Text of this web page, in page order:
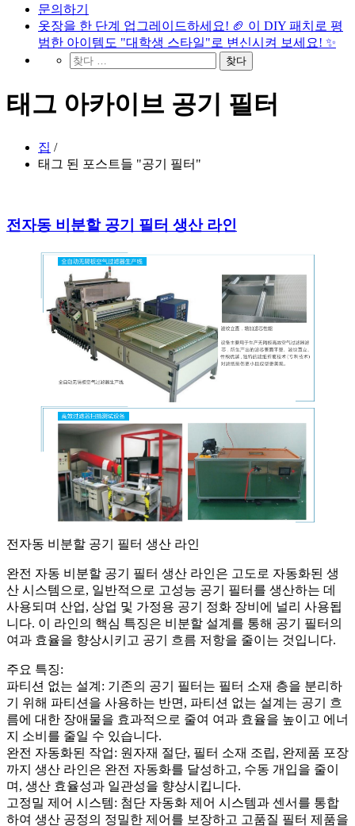
문의하기
옷장을 한 단계 업그레이드하세요! 🏈 이 DIY 패치로 평
범한 아이템도 "대학생 스타일"로 변신시켜 보세요! ✨
태그 아카이브 공기 필터
집 /
태그 된 포스트들 "공기 필터"
전자동 비분할 공기 필터 생산 라인
전자동 비분할 공기 필터 생산 라인
완전 자동 비분할 공기 필터 생산 라인은 고도로 자동화된 생
산 시스템으로, 일반적으로 고성능 공기 필터를 생산하는 데
사용되며 산업, 상업 및 가정용 공기 정화 장비에 널리 사용됩
니다. 이 라인의 핵심 특징은 비분할 설계를 통해 공기 필터의
여과 효율을 향상시키고 공기 흐름 저항을 줄이는 것입니다.
주요 특징:
파티션 없는 설계: 기존의 공기 필터는 필터 소재 층을 분리하
기 위해 파티션을 사용하는 반면, 파티션 없는 설계는 공기 흐
름에 대한 장애물을 효과적으로 줄여 여과 효율을 높이고 에너
지 소비를 줄일 수 있습니다.
완전 자동화된 작업: 원자재 절단, 필터 소재 조립, 완제품 포장
까지 생산 라인은 완전 자동화를 달성하고, 수동 개입을 줄이
며, 생산 효율성과 일관성을 향상시킵니다.
고정밀 제어 시스템: 첨단 자동화 제어 시스템과 센서를 통합
하여 생산 공정의 정밀한 제어를 보장하고 고품질 필터 제품을